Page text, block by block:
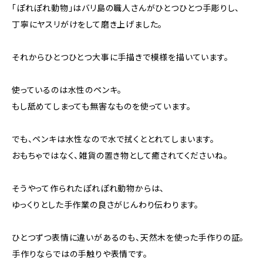
「ぽれぽれ動物」はバリ島の職人さんがひとつひとつ手彫りし、
丁寧にヤスリがけをして磨き上げました。
それからひとつひとつ大事に手描きで模様を描いています。
使っているのは水性のペンキ。
もし舐めてしまっても無害なものを使っています。
でも、ペンキは水性なので水で拭くととれてしまいます。
おもちゃではなく、雑貨の置き物として癒されてくださいね。
そうやって作られたぽれぽれ動物からは、
ゆっくりとした手作業の良さがじんわり伝わります。
ひとつずつ表情に違いがあるのも、天然木を使った手作りの証。
手作りならではの手触りや表情です。